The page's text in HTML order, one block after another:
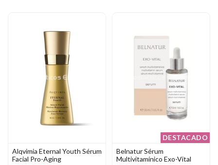
Alqvimia Eternal Youth Sérum
Facial Pro-Aging
DESTACADO
Belnatur Sérum
Multivitamínico Exo-Vital